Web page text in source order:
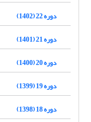
دوره 22 (1402)
دوره 21 (1401)
دوره 20 (1400)
دوره 19 (1399)
دوره 18 (1398)